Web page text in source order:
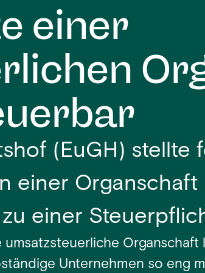
einer
(EuGH) stellte
einer Organschaft
einer
umsatzsteuerliche
Unternehmen so eng